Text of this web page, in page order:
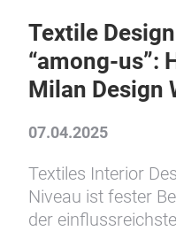
Textile
“among-us”:
Milan Design
07.04.2025
Textiles Interior
Niveau ist fester
der